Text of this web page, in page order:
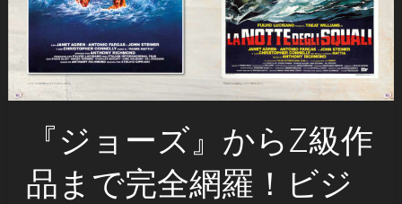
『ジョーズ』からZ級作
品まで完全網羅！ビジ